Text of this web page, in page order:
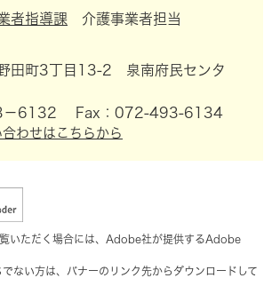
者指導課 介護事業者担当
田町3丁目13-2 泉南府民センタ
－6132
Fax：072-493-6134
わせはこちらから
いただく場合には、Adobe社が提供するAdobe
ない方は、バナーのリンク先からダウンロードして